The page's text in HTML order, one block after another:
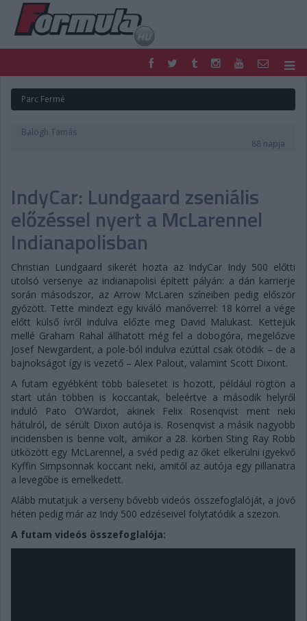
FORMULA
MOTOR
NEMZETKÖZI
DIGITÁLIS MAGAZIN
PONTÁLLÁSOK
VERSENYNAPTÁRAK
Parc Fermé
Balogh Tamás
88 napja
IndyCar: Lundgaard zseniális
előzéssel nyert a McLarennel
Indianapolisban
Christian Lundgaard sikerét hozta az IndyCar Indy 500 előtti
utolsó versenye az indianapolisi épített pályán: a dán karrierje
során másodszor, az Arrow McLaren színeiben pedig először
győzött. Tette mindezt egy kiváló manőverrel: 18 körrel a vége
előtt külső ívről indulva előzte meg David Malukast. Kettejük
mellé Graham Rahal állhatott még fel a dobogóra, megelőzve
Josef Newgardent, a pole-ból indulva ezúttal csak ötödik – de a
bajnokságot így is vezető – Alex Palout, valamint Scott Dixont.
A futam egyébként több balesetet is hozott, például rögtön a
start után többen is koccantak, beleértve a második helyről
induló Pato O’Wardot, akinek Felix Rosenqvist ment neki
hátulról, de sérült Dixon autója is. Rosenqvist a másik nagyobb
incidensben is benne volt, amikor a 28. körben Sting Ray Robb
ütközött egy McLarennel, a svéd pedig az őket elkerülni igyekvő
Kyffin Simpsonnak koccant neki, amitől az autója egy pillanatra
a levegőbe is emelkedett.
Alább mutatjuk a verseny bővebb videós összefoglalóját, a jövő
héten pedig már az Indy 500 edzéseivel folytatódik a szezon.
A futam videós összefoglalója: